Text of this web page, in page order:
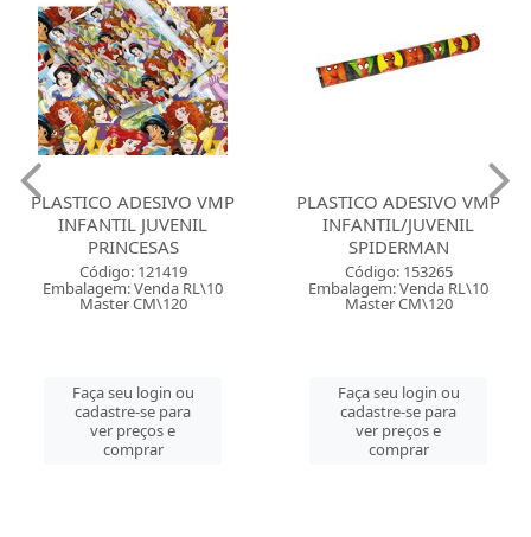
PLASTICO ADESIVO VMP
INFANTIL JUVENIL
PRINCESAS
Código: 121419
Embalagem: Venda RL\10
Master CM\120
Faça seu login ou
cadastre-se para
ver preços e
comprar
PLASTICO ADESIVO VMP
INFANTIL/JUVENIL
SPIDERMAN
Código: 153265
Embalagem: Venda RL\10
Master CM\120
Faça seu login ou
cadastre-se para
ver preços e
comprar